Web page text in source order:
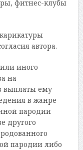
фитнес-клубы
автора.
или иного
на
выплаты ему
в жанре
пародии
другого
пародии либо